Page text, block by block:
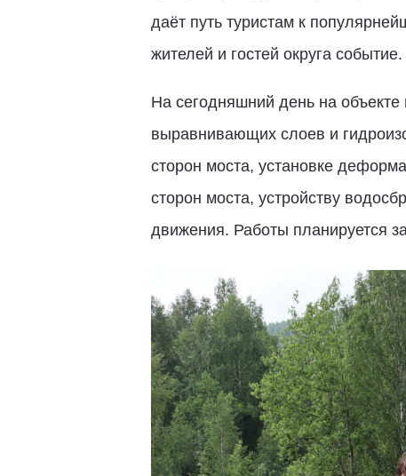
даёт путь туристам к
жителей и гостей округа событие.
На сегодняшний день на
выравнивающих слоев и
сторон моста, установке
сторон моста, устройству
движения. Работы планируется